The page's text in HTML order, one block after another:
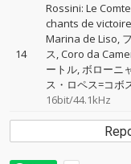
14
Rossini: Le
chants de
Marina de Liso
ス Coro da
ートル ボローニ
ス・ロペス=コボ
16bit/44.1kHz